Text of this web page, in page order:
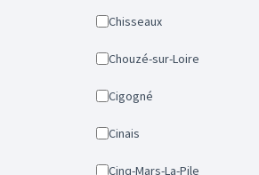
Chisseaux
Chouzé-sur-Loire
Cigogné
Cinais
Cinq-Mars-La-Pile